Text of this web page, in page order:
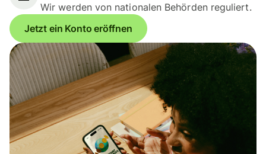
Wir werden von nationalen Behörden reguliert.
Jetzt ein Konto eröffnen